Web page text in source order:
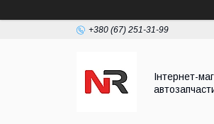
+380 (67) 251-31-99
Інтернет-